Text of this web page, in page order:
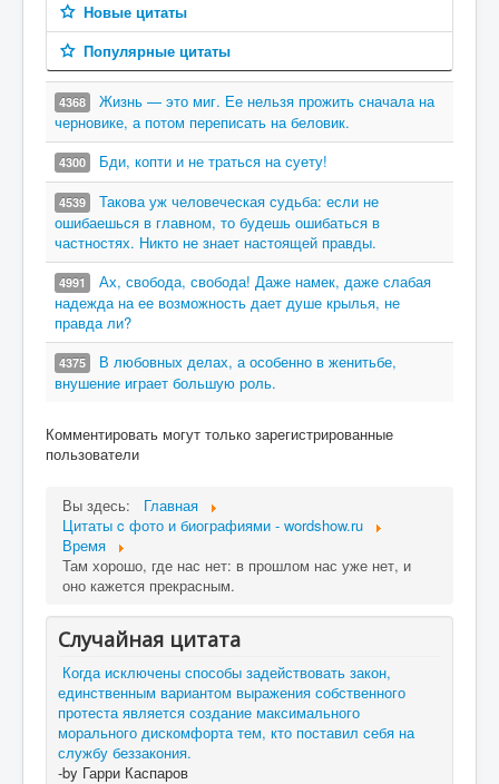
Новые цитаты
Популярные цитаты
4368
Жизнь — это миг. Ее нельзя прожить сначала на
черновике, а потом переписать на беловик.
4300 Бди, копти и не траться на суету!
4539
Такова уж человеческая судьба: если не
ошибаешься в главном, то будешь ошибаться в
частностях. Никто не знает настоящей правды.
4991
Ах, свобода, свобода! Даже намек, даже слабая
надежда на ее возможность дает душе крылья, не
правда ли?
4375
В любовных делах, а особенно в женитьбе,
внушение играет большую роль.
Комментировать могут только зарегистрированные
пользователи
Вы здесь:
Главная
Цитаты c фото и биографиями - wordshow.ru
Время
Там хорошо, где нас нет: в прошлом нас уже нет, и
оно кажется прекрасным.
Случайная цитата
Когда исключены способы задействовать закон,
единственным вариантом выражения собственного
протеста является создание максимального
морального дискомфорта тем, кто поставил себя на
службу беззакония.
-by Гарри Каспаров